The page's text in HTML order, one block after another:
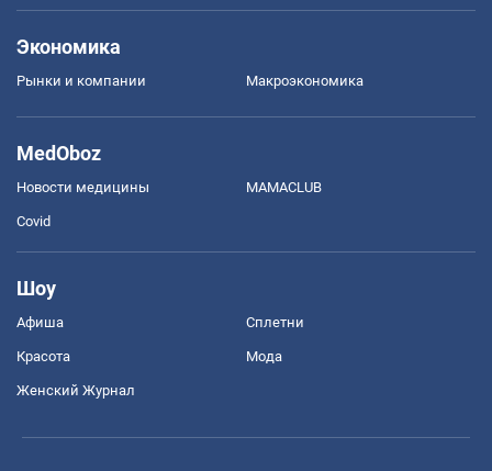
Экономика
Рынки и компании Mакроэкономика
MedOboz
Новости медицины MAMACLUB
Covid
Шоу
Афиша Сплетни
Красота Мода
Женский Журнал